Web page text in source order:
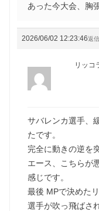
あった今大会、胸
2026/06/02 12:23:46返信
リッコ
サバレンカ選手、
たです。
完全に動きの逆を
エース、こちらが
感じです。
最後 MPで決めた
選手が吹っ飛ばさ